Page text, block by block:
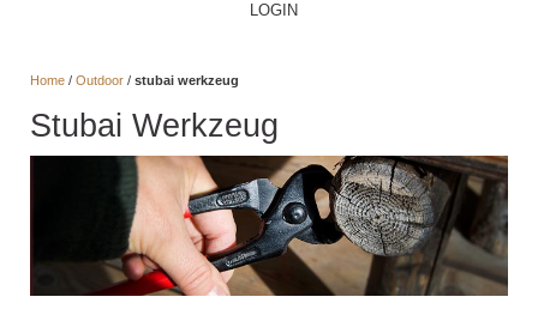
LOGIN
Home / Outdoor / stubai werkzeug
Stubai Werkzeug